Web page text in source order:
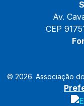
Av.
CEP
© 2026. Associação